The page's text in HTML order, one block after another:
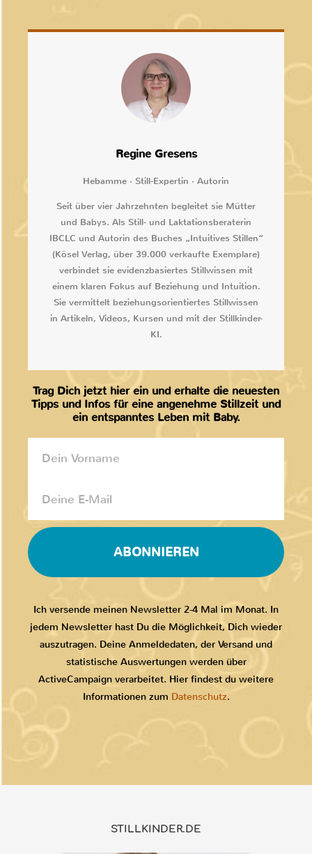
Regine Gresens
Hebamme · Still-Expertin · Autorin
Seit über vier Jahrzehnten begleitet sie Mütter
und Babys. Als Still- und Laktationsberaterin
IBCLC und Autorin des Buches „Intuitives Stillen“
(Kösel Verlag, über 39.000 verkaufte Exemplare)
verbindet sie evidenzbasiertes Stillwissen mit
einem klaren Fokus auf Beziehung und Intuition.
Sie vermittelt beziehungsorientiertes Stillwissen
in Artikeln, Videos, Kursen und mit der Stillkinder-
KI.
Trag Dich jetzt hier ein und erhalte die neuesten
Tipps und Infos für eine angenehme Stillzeit und
ein entspanntes Leben mit Baby.
ABONNIEREN
Ich versende meinen Newsletter 2-4 Mal im Monat. In
jedem Newsletter hast Du die Möglichkeit, Dich wieder
auszutragen. Deine Anmeldedaten, der Versand und
statistische Auswertungen werden über
ActiveCampaign verarbeitet. Hier findest du weitere
Informationen zum Datenschutz.
STILLKINDER.DE